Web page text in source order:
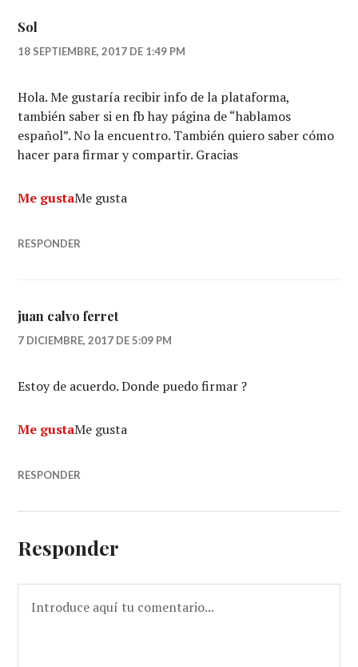
Sol
18 SEPTIEMBRE, 2017 DE 1:49 PM
Hola. Me gustaría recibir info de la plataforma,
también saber si en fb hay página de “hablamos
español”. No la encuentro. También quiero saber cómo
hacer para firmar y compartir. Gracias
Me gustaMe gusta
RESPONDER
juan calvo ferret
7 DICIEMBRE, 2017 DE 5:09 PM
Estoy de acuerdo. Donde puedo firmar ?
Me gustaMe gusta
RESPONDER
Responder